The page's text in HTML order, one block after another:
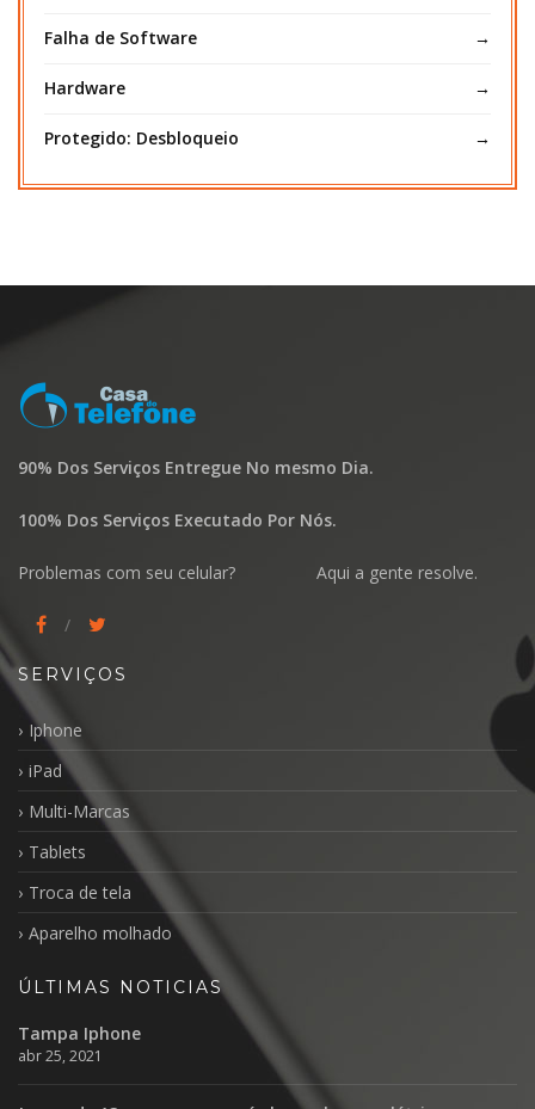
Falha de Software
Hardware
Protegido: Desbloqueio
90% Dos Serviços Entregue No mesmo Dia.
100% Dos Serviços Executado Por Nós.
Problemas com seu celular? Aqui a gente resolve.
SERVIÇOS
Iphone
iPad
Multi-Marcas
Tablets
Troca de tela
Aparelho molhado
ÚLTIMAS NOTICIAS
Tampa Iphone
abr 25, 2021